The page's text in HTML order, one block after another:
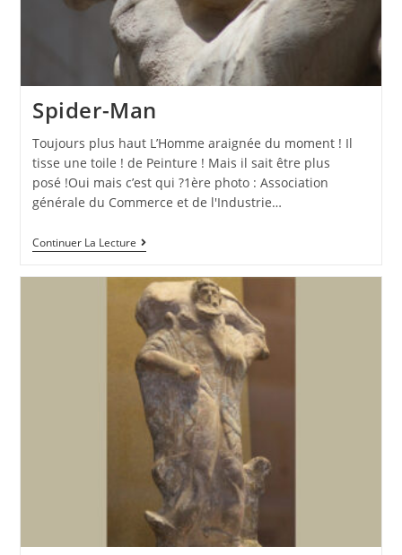
Spider-Man
Toujours plus haut L’Homme araignée du moment ! Il
tisse une toile ! de Peinture ! Mais il sait être plus
posé !Oui mais c’est qui ?1ère photo : Association
générale du Commerce et de l'Industrie…
Continuer La Lecture